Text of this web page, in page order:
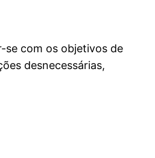
se com os objetivos de
desnecessárias,